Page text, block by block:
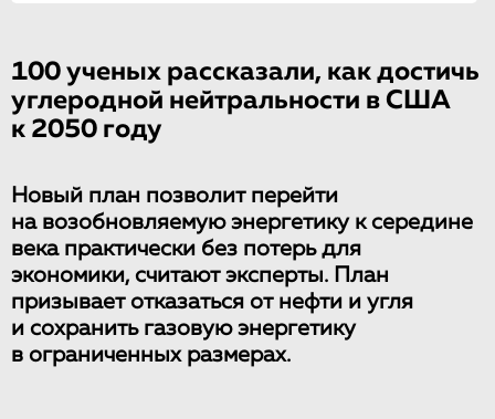
100 ученых рассказали, как достичь
углеродной нейтральности в США
к 2050 году
Новый план позволит перейти
на возобновляемую энергетику к середине
века практически без потерь для
экономики, считают эксперты. План
призывает отказаться от нефти и угля
и сохранить газовую энергетику
в ограниченных размерах.